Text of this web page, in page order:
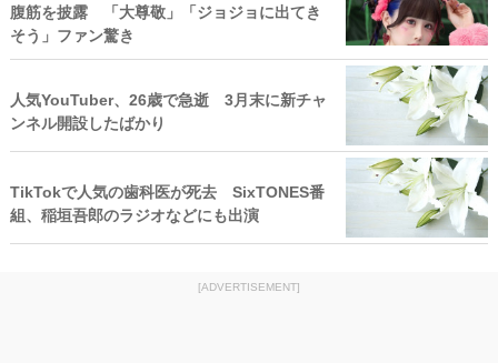
腹筋を披露 「大尊敬」「ジョジョに出てき
そう」ファン驚き
人気YouTuber、26歳で急逝 3月末に新チャ
ンネル開設したばかり
TikTokで人気の歯科医が死去 SixTONES番
組、稲垣吾郎のラジオなどにも出演
[ADVERTISEMENT]